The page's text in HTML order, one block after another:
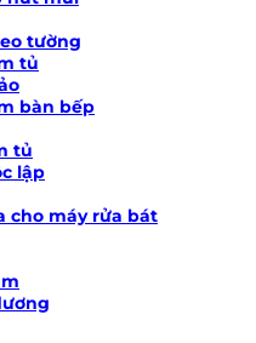
tường
tủ
bàn bếp
tủ
lập
cho máy rửa bát